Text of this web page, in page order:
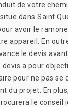
de votre
dans Saint
avoir le
appareil. En
le devis
devis a pour
pour ne pas se
du projet. En
le conseil